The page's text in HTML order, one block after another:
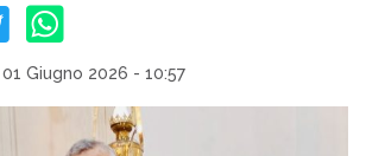
Giugno 2026 - 10:57